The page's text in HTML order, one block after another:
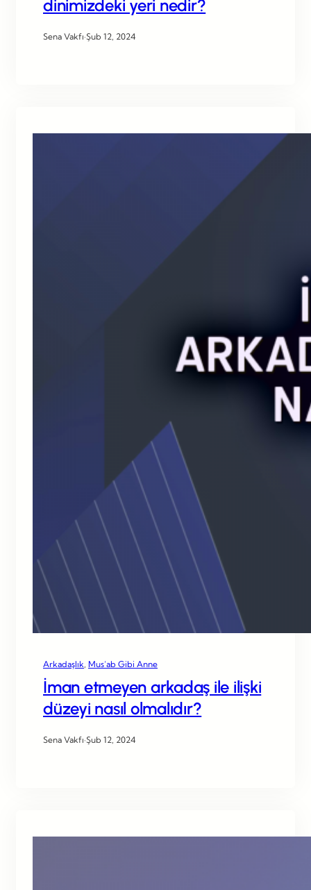
dinimizdeki yeri nedir?
Sena Vakfı·Şub 12, 2024
Arkadaşlık Mus’ab Gibi Anne
İman etmeyen arkadaş ile ilişki
düzeyi nasıl olmalıdır?
Sena Vakfı·Şub 12, 2024